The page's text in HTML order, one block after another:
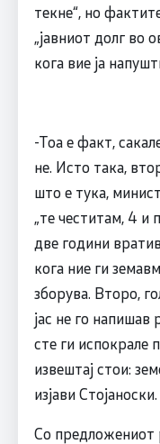
текне“, но
„јавниот долг во
кога вие ја
-Тоа е факт,
не. Исто така,
што е тука,
„те честитам, 4 и
две години
кога ние ги
зборува. Второ,
јас не го напишав
сте ги испокрале
извештај стои:
изјави Стојаноски.
Со предложениот